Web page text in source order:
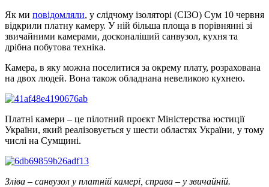
Як ми повідомляли, у слідчому ізоляторі (СІЗО) Сум 10 червня
відкрили платну камеру. У ній більша площа в порівнянні зі
звичайними камерами, досконаліший санвузол, кухня та
дрібна побутова техніка.
Камера, в яку можна поселитися за окрему плату, розрахована
на двох людей. Вона також обладнана невеликою кухнею.
Платні камери – це пілотний проєкт Міністерства юстиції
України, який реалізовується у шести областях України, у тому
числі на Сумщині.
Зліва – санвузол у платній камері, справа – у звичайній.